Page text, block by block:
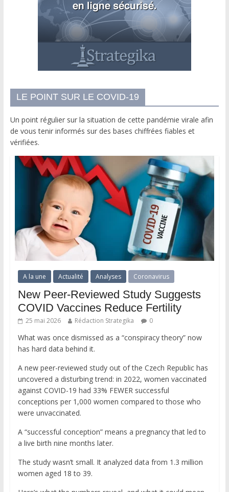
LE POINT SUR LE COVID-19
Un point régulier sur la situation de cette pandémie virale afin
de vous tenir informés sur des bases chiffrées fiables et
vérifiées.
A la une Actualité Analyses Coronavirus
New Peer-Reviewed Study Suggests
COVID Vaccines Reduce Fertility
25 mai 2026 Rédaction Strategika 0
What was once dismissed as a “conspiracy theory” now
has hard data behind it.
A new peer-reviewed study out of the Czech Republic has
uncovered a disturbing trend: in 2022, women vaccinated
against COVID-19 had 33% FEWER successful
conceptions per 1,000 women compared to those who
were unvaccinated.
A “successful conception” means a pregnancy that led to
a live birth nine months later.
The study wasn’t small. It analyzed data from 1.3 million
women aged 18 to 39.